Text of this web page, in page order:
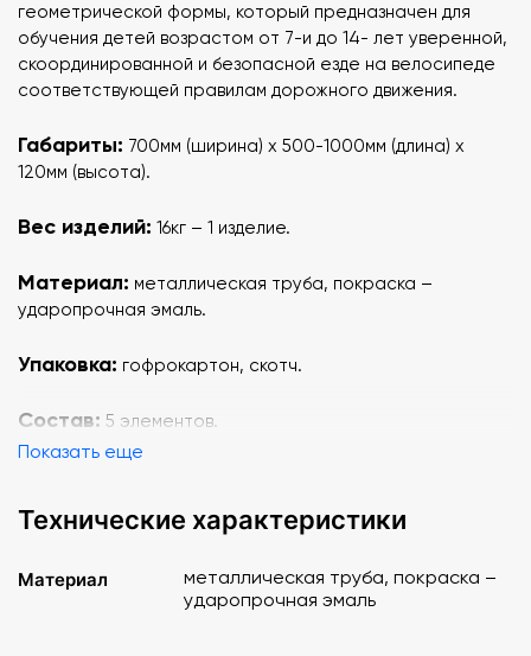
геометрической формы, который предназначен для
обучения детей возрастом от 7-и до 14- лет уверенной,
скоординированной и безопасной езде на велосипеде
соответствующей правилам дорожного движения.
Габариты: 700мм (ширина) х 500-1000мм (длина) х
120мм (высота).
Вес изделий: 16кг – 1 изделие.
Материал: металлическая труба, покраска –
ударопрочная эмаль.
Упаковка: гофрокартон, скотч.
Состав: 5 элементов.
Показать еще
Технические характеристики
Материал
металлическая труба, покраска –
ударопрочная эмаль